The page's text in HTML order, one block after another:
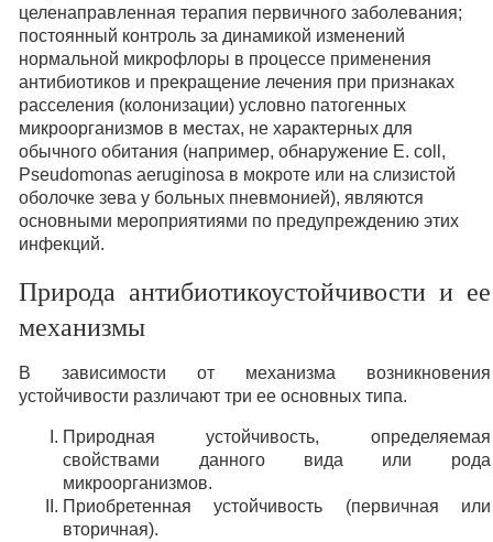
целенаправленная терапия первичного заболевания;
постоянный контроль за динамикой изменений
нормальной микрофлоры в процессе применения
антибиотиков и прекращение лечения при признаках
расселения (колонизации) условно патогенных
микроорганизмов в местах, не характерных для
обычного обитания (например, обнаружение Е. coll,
Pseudomonas aeruginosa в мокроте или на слизистой
оболочке зева у больных пневмонией), являются
основными мероприятиями по предупреждению этих
инфекций.
Природа антибиотикоустойчивости и ее
механизмы
В зависимости от механизма возникновения
устойчивости различают три ее основных типа.
Природная устойчивость, определяемая
свойствами данного вида или рода
микроорганизмов.
Приобретенная устойчивость (первичная или
вторичная).